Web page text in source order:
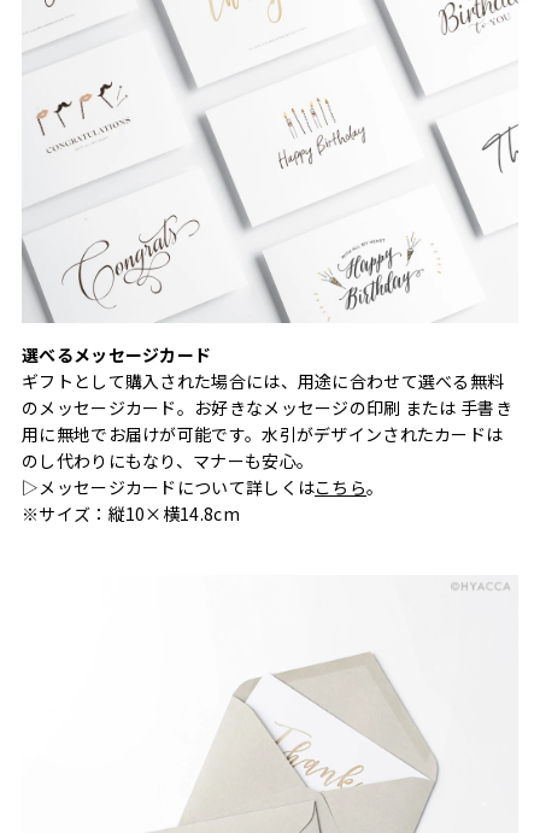
選べるメッセージカード
ギフトとして購入された場合には、用途に合わせて選べる無料
のメッセージカード。お好きなメッセージの印刷 または 手書き
用に無地でお届けが可能です。水引がデザインされたカードは
のし代わりにもなり、マナーも安心。
▷メッセージカードについて詳しくはこちら。
※サイズ：縦10×横14.8cm